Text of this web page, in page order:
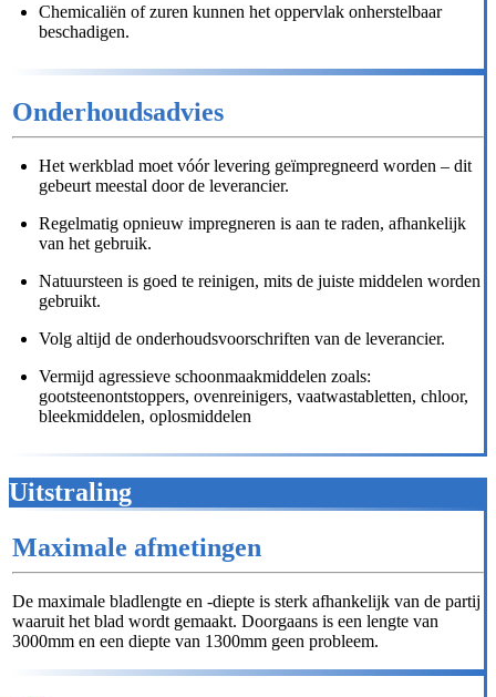
Chemicaliën of zuren kunnen het oppervlak onherstelbaar
beschadigen.
Onderhoudsadvies
Het werkblad moet vóór levering geïmpregneerd worden – dit
gebeurt meestal door de leverancier.
Regelmatig opnieuw impregneren is aan te raden, afhankelijk
van het gebruik.
Natuursteen is goed te reinigen, mits de juiste middelen worden
gebruikt.
Volg altijd de onderhoudsvoorschriften van de leverancier.
Vermijd agressieve schoonmaakmiddelen zoals:
gootsteenontstoppers, ovenreinigers, vaatwastabletten, chloor,
bleekmiddelen, oplosmiddelen
Uitstraling
Maximale afmetingen
De maximale bladlengte en -diepte is sterk afhankelijk van de partij
waaruit het blad wordt gemaakt. Doorgaans is een lengte van
3000mm en een diepte van 1300mm geen probleem.